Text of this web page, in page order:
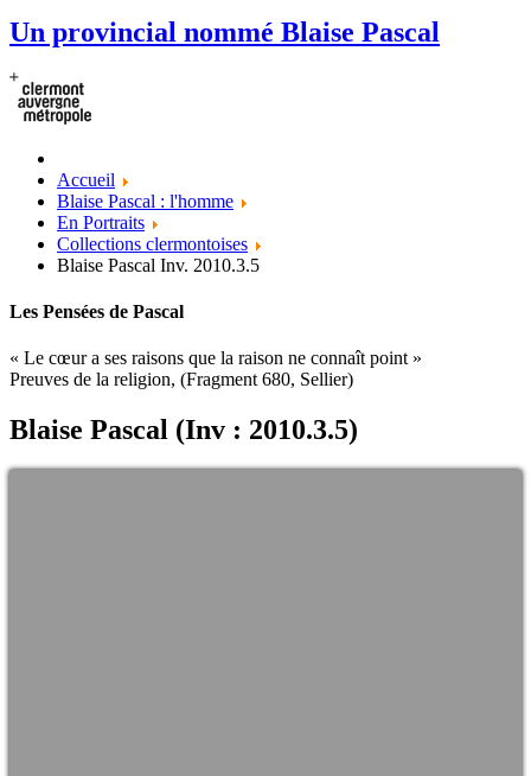
Un provincial nommé Blaise Pascal
Accueil
Blaise Pascal : l'homme
En Portraits
Collections clermontoises
Blaise Pascal Inv. 2010.3.5
Les Pensées de Pascal
« Le cœur a ses raisons que la raison ne connaît point »
Preuves de la religion, (Fragment 680, Sellier)
Blaise Pascal (Inv : 2010.3.5)